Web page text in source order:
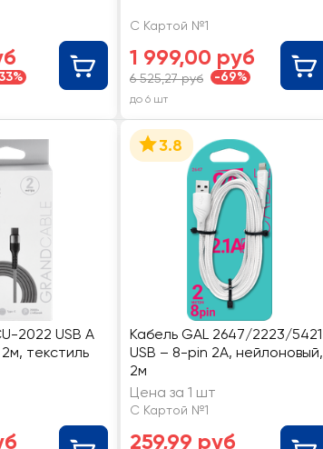
4057
С Картой №1
1 999,00 руб
6 525,27 руб -69%
до 6 шт
2022 USB A
текстиль
3.8
Кабель GAL 2647/2223/5421
USB – 8-pin 2А, нейлоновый,
2м
Цена за 1 шт
С Картой №1
259,99 руб